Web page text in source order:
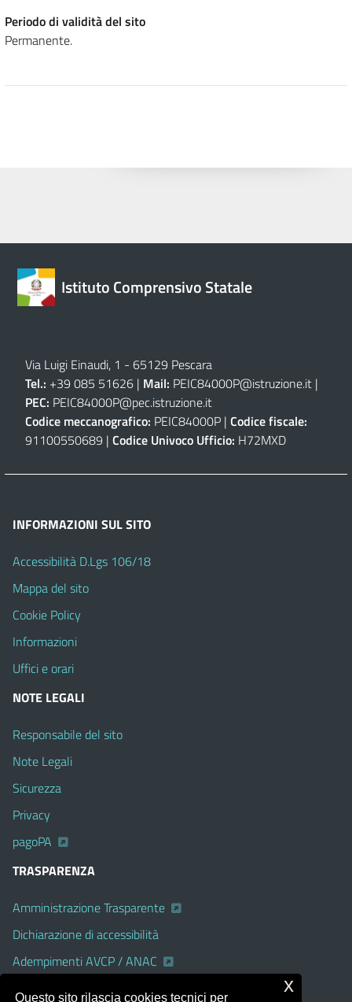
Periodo di validità del sito
Permanente.
Istituto Comprensivo Statale
Via Luigi Einaudi, 1 - 65129 Pescara
Tel.: +39 085 51626 | Mail: PEIC84000P@istruzione.it |
PEC: PEIC84000P@pec.istruzione.it
Codice meccanografico: PEIC84000P | Codice fiscale:
91100550689 | Codice Univoco Ufficio: H72MXD
INFORMAZIONI SUL SITO
Accessibilità D.Lgs 106/18
Mappa del sito
Cookie Policy
Informazioni
Uffici e orari
NOTE LEGALI
Responsabile del sito
Note Legali
Sicurezza
Privacy
pagoPA
TRASPARENZA
Amministrazione Trasparente
Dichiarazione di accessibilità
Adempimenti AVCP / ANAC
Albo Pretorio on line
Questo sito rilascia cookies tecnici per
x